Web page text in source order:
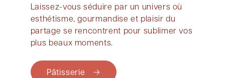
Laissez-vous séduire par un univers où
esthétisme, gourmandise et plaisir du
partage se rencontrent pour sublimer vos
plus beaux moments.
Pâtisserie